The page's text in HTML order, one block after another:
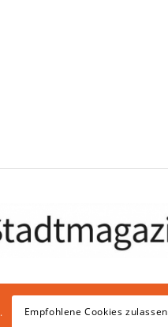
Empfohlene Cookies zulassen